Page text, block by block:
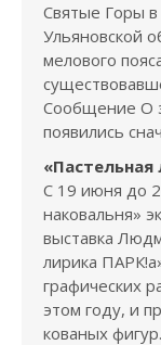
Святые Горы
Ульяновской
мелового
Сообщение О
появились
С 19 июня до
наковальня»
выставка
лирика
графических
этом году, и
кованых